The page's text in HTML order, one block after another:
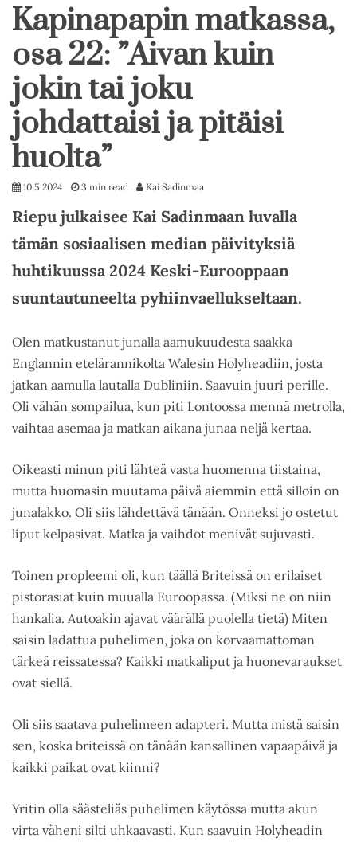
Kapinapapin matkassa,
osa 22: ”Aivan kuin
jokin tai joku
johdattaisi ja pitäisi
huolta”
10.5.2024 3 min read Kai Sadinmaa
Riepu julkaisee Kai Sadinmaan luvalla
tämän sosiaalisen median päivityksiä
huhtikuussa 2024 Keski-Eurooppaan
suuntautuneelta pyhiinvaellukseltaan.
Olen matkustanut junalla aamukuudesta saakka
Englannin etelärannikolta Walesin Holyheadiin, josta
jatkan aamulla lautalla Dubliniin. Saavuin juuri perille.
Oli vähän sompailua, kun piti Lontoossa mennä metrolla,
vaihtaa asemaa ja matkan aikana junaa neljä kertaa.
Oikeasti minun piti lähteä vasta huomenna tiistaina,
mutta huomasin muutama päivä aiemmin että silloin on
junalakko. Oli siis lähdettävä tänään. Onneksi jo ostetut
liput kelpasivat. Matka ja vaihdot menivät sujuvasti.
Toinen propleemi oli, kun täällä Briteissä on erilaiset
pistorasiat kuin muualla Euroopassa. (Miksi ne on niin
hankalia. Autoakin ajavat väärällä puolella tietä) Miten
saisin ladattua puhelimen, joka on korvaamattoman
tärkeä reissatessa? Kaikki matkaliput ja huonevaraukset
ovat siellä.
Oli siis saatava puhelimeen adapteri. Mutta mistä saisin
sen, koska briteissä on tänään kansallinen vapaapäivä ja
kaikki paikat ovat kiinni?
Yritin olla säästeliäs puhelimen käytössa mutta akun
virta väheni silti uhkaavasti. Kun saavuin Holyheadin